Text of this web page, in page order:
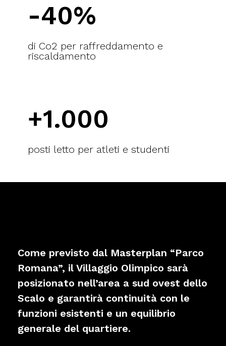
-40%
di Co2 per raffreddamento e
riscaldamento
+1.000
posti letto per atleti e studenti
Come previsto dal Masterplan “Parco
Romana”, il Villaggio Olimpico sarà
posizionato nell’area a sud ovest dello
Scalo e garantirà continuità con le
funzioni esistenti e un equilibrio
generale del quartiere.